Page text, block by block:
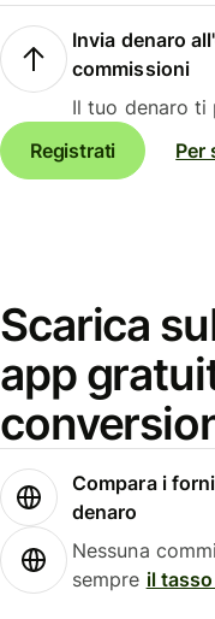
Invia denaro
commissioni
Il tuo denaro ti
Registrati
Per
Scarica
app
Compara i
denaro
Nessuna
sempre il